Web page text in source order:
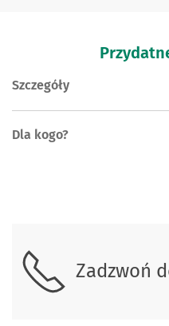
Szczegóły
Dla kogo?
Zadzwoń